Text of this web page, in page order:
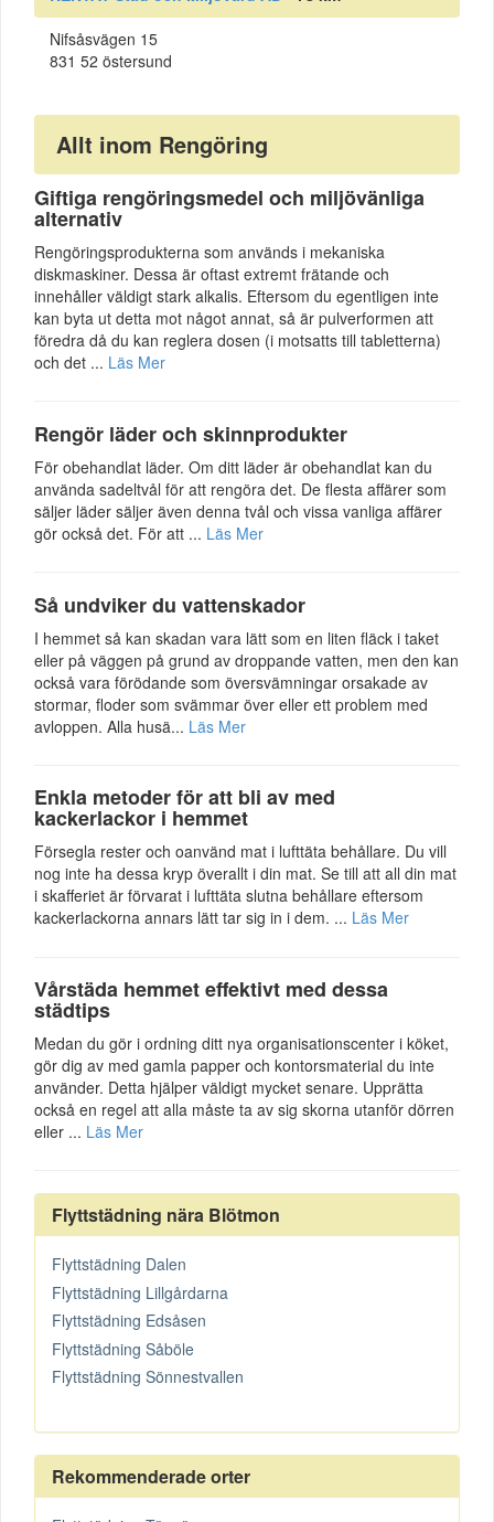
Nifsåsvägen 15
831 52 östersund
Allt inom Rengöring
Giftiga rengöringsmedel och miljövänliga
alternativ
Rengöringsprodukterna som används i mekaniska
diskmaskiner. Dessa är oftast extremt frätande och
innehåller väldigt stark alkalis. Eftersom du egentligen inte
kan byta ut detta mot något annat, så är pulverformen att
föredra då du kan reglera dosen (i motsatts till tabletterna)
och det ... Läs Mer
Rengör läder och skinnprodukter
För obehandlat läder. Om ditt läder är obehandlat kan du
använda sadeltvål för att rengöra det. De flesta affärer som
säljer läder säljer även denna tvål och vissa vanliga affärer
gör också det. För att ... Läs Mer
Så undviker du vattenskador
I hemmet så kan skadan vara lätt som en liten fläck i taket
eller på väggen på grund av droppande vatten, men den kan
också vara förödande som översvämningar orsakade av
stormar, floder som svämmar över eller ett problem med
avloppen. Alla husä... Läs Mer
Enkla metoder för att bli av med
kackerlackor i hemmet
Försegla rester och oanvänd mat i lufttäta behållare. Du vill
nog inte ha dessa kryp överallt i din mat. Se till att all din mat
i skafferiet är förvarat i lufttäta slutna behållare eftersom
kackerlackorna annars lätt tar sig in i dem. ... Läs Mer
Vårstäda hemmet effektivt med dessa
städtips
Medan du gör i ordning ditt nya organisationscenter i köket,
gör dig av med gamla papper och kontorsmaterial du inte
använder. Detta hjälper väldigt mycket senare. Upprätta
också en regel att alla måste ta av sig skorna utanför dörren
eller ... Läs Mer
Flyttstädning nära Blötmon
Flyttstädning Dalen
Flyttstädning Lillgårdarna
Flyttstädning Edsåsen
Flyttstädning Såböle
Flyttstädning Sönnestvallen
Rekommenderade orter